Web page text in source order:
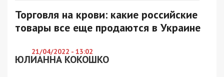
Торговля на крови: какие российские
товары все еще продаются в Украине
21/04/2022 - 13:02
ЮЛИАННА КОКОШКО